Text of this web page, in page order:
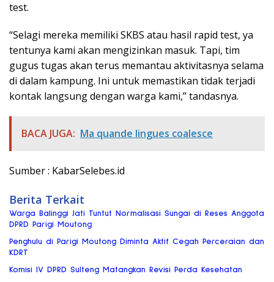
test.
“Selagi mereka memiliki SKBS atau hasil rapid test, ya
tentunya kami akan mengizinkan masuk. Tapi, tim
gugus tugas akan terus memantau aktivitasnya selama
di dalam kampung. Ini untuk memastikan tidak terjadi
kontak langsung dengan warga kami,” tandasnya.
BACA JUGA: Ma quande lingues coalesce
Sumber : KabarSelebes.id
Berita Terkait
Warga Balinggi Jati Tuntut Normalisasi Sungai di Reses Anggota
DPRD Parigi Moutong
Penghulu di Parigi Moutong Diminta Aktif Cegah Perceraian dan
KDRT
Komisi IV DPRD Sulteng Matangkan Revisi Perda Kesehatan